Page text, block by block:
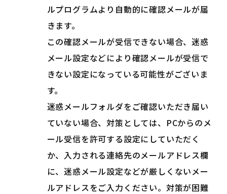
ルプログラムより自動的に確認メールが届
きます。
この確認メールが受信できない場合、迷惑
メール設定などにより確認メールが受信で
きない設定になっている可能性がございま
す。
迷惑メールフォルダをご確認いただき届い
ていない場合、対策としては、PCからのメ
ール受信を許可する設定にしていただく
か、入力される連絡先のメールアドレス欄
に、迷惑メール設定などが厳しくないメー
ルアドレスをご入力ください。対策が困難